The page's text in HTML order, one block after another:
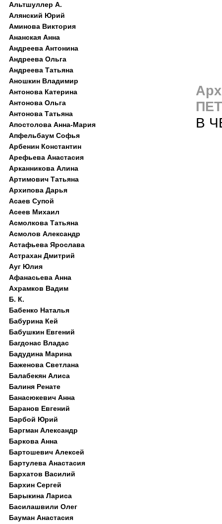
В
Альтшуллер А.
Алянский Юрий
Аминова Виктория
Ананская Анна
Андреева Антонина
Андреева Ольга
Андреева Татьяна
Аношкин Владимир
Антонова Катерина
Антонова Ольга
Антонова Татьяна
Апостолова Анна-Мария
Апфельбаум Софья
Арбенин Константин
Арефьева Анастасия
Арканникова Алина
Артимович Татьяна
Архипова Дарья
Асаев Супой
Асеев Михаил
Асмолкова Татьяна
Асмолов Александр
Астафьева Ярослава
Астрахан Дмитрий
Ауг Юлия
Афанасьева Анна
Ахрамков Вадим
Б. К.
Бабенко Наталья
Бабурина Кей
Бабушкин Евгений
Багдонас Владас
Бадудина Марина
Баженова Светлана
Балабекян Алиса
Балиня Ренате
Банасюкевич Анна
Баранов Евгений
Барбой Юрий
Баргман Александр
Баркова Анна
Бартошевич Алексей
Бартулева Анастасия
Бархатов Василий
Бархин Сергей
Барыкина Лариса
Басилашвили Олег
Бауман Анастасия